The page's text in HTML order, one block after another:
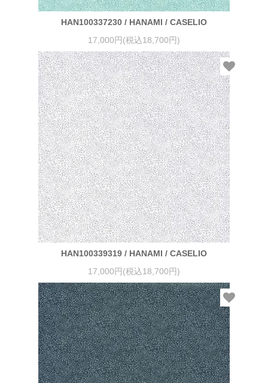
HAN100337230 / HANAMI / CASELIO
17,000円(税込18,700円)
HAN100339319 / HANAMI / CASELIO
17,000円(税込18,700円)